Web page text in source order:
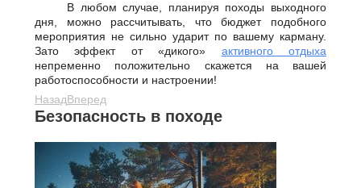
В любом случае, планируя походы выходного
дня, можно рассчитывать, что бюджет подобного
мероприятия не сильно ударит по вашему карману.
Зато эффект от «дикого» активного отдыха
непременно положительно скажется на вашей
работоспособности и настроении!
НазадВперед
Безопасность в походе